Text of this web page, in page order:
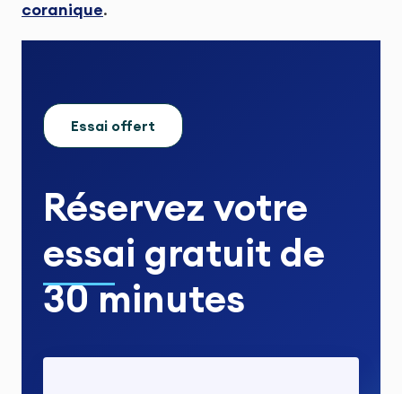
coranique.
Essai offert
Réservez votre
essai gratuit de
30 minutes